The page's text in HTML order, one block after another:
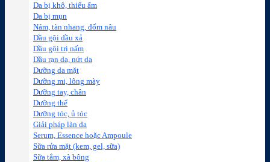
Da bị khô, thiếu ẩm
Da bị mụn
Nám, tàn nhang, đốm nâu
Dầu gội dầu xả
Dầu gội trị nấm
Dầu rạn da, nứt da
Dưỡng da mặt
Dưỡng mi, lông mày
Dưỡng tay, chân
Dưỡng thể
Dưỡng tóc, ủ tóc
Giải pháp làn da
Serum, Essence hoặc Ampoule
Sữa rửa mặt (kem, gel, sữa)
Sữa tắm, xà bông